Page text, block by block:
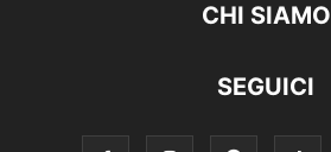
CHI SIAMO
SEGUICI